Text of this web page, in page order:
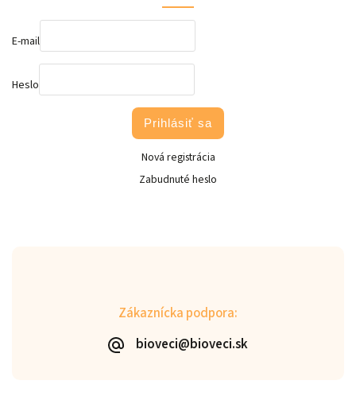
Zákaznícka podpora:
bioveci@bioveci.sk
E-mail
Heslo
Prihlásiť sa
Nová registrácia
Zabudnuté heslo